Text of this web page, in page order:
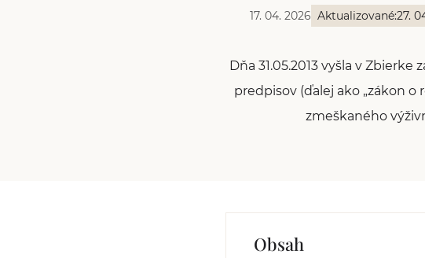
17. 04. 2026 Aktualizované:27.
Dňa 31.05.2013 vyšla v
predpisov (ďalej ako „zákon o
zmeškaného
Obsah